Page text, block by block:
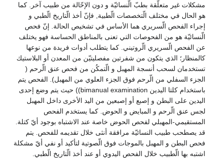
مشكلات غير متعلّقة بطبّ الّنسائيّة و دون الإحّالة من طبيب آخر. كما
هو الحال في مختلف الّتخصصات الّطبية, فإنّ أخذ الّتاريخ الّطبي و
إجراء الفحص الّسريري هما الأساس في تشخيص الحالة. إنّ فحص
الّنسائيّة هو من الفحوصات التي تعنى بالمناطق الحساسة فهو يختلف
عن الفحص الّسريري الّروتيني. كما يتطلب أدوات فريدة من نوعها
كالمنظار؛ الذي يتكون من شفرتين مفصليتيّن من المعدن أو البلاستيك
تستخدمان لسحب أنسجة المهبل و الّتمكُن من فحص عنق الّرحم (
الجزء السفلي من الّرحم فوق الجزء العلوي من المهبل). الفحص يتم
باستخدام كلتا اليدين bimanual examination)) حيث يتم وضع إحدى
اليدين على البطن و إصبع أو إصبعين من اليد الأخرى داخل المهبل
لجس عنق الّرحم و المبايض و الحوض. كما يستخدم الفحص
المستقيمي-المهبلي لفحص الحوض خاصة عند الاشتباه بوجود أيّ كتلة.
قد يصطحب طبيب النسائيّة مرافقة أنثى خلال تقديمه للفحص. يتم
فحص البطن و المهبل بالموجات فوق الّصوتية لتأكيد أو نفي أيّ مشكلة
اشتبه بها الّطبيب خلال الفحص اليدوي أو عند أخذ الّتاريخ الّطبي.